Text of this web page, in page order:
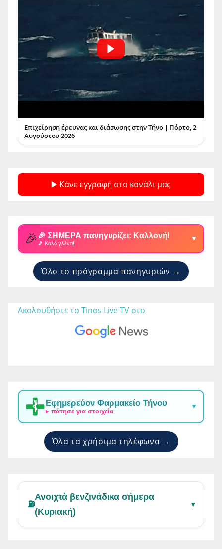
Επιχείρηση έρευνας και διάσωσης στην Τήνο | Πόρτο, 2
Αυγούστου 2026
▶️ Κάνε εγγραφή στο κανάλι μας
🎉 🎉 ΣΗΜΕΡΑ πανηγυρίζει: Καλλονή!
🎵 Καλό γλέντι!
▼
Όλο το πρόγραμμα πανηγυριών →
Ακολουθήστε το Tinos Live TV στο
Εφημερεύον Φαρμακείο Τήνου
▸ πάτησε για στοιχεία
▼
Όλα τα χρήσιμα τηλέφωνα →
⛽
Ανοιχτά βενζινάδικα σήμερα
(Κυριακή)
▾